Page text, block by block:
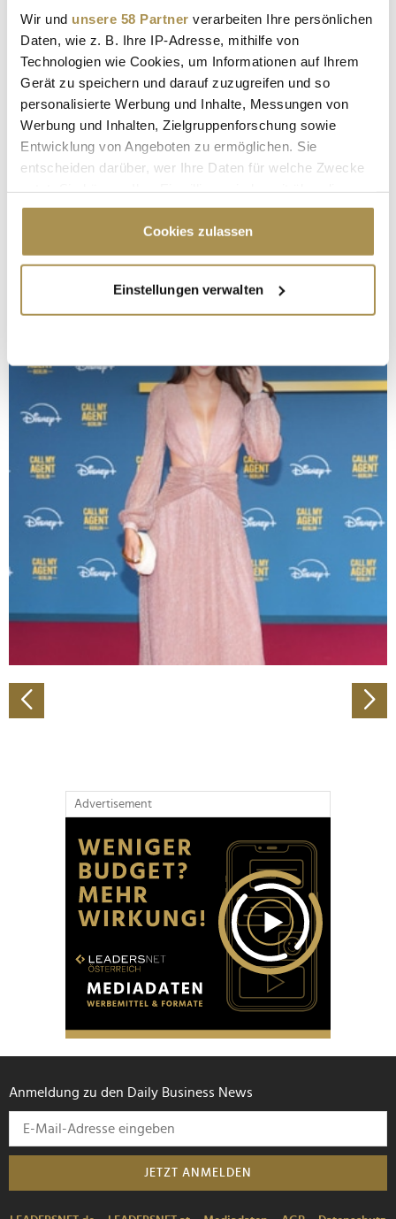
Wir und unsere 58 Partner verarbeiten Ihre persönlichen
Daten, wie z. B. Ihre IP-Adresse, mithilfe von
Technologien wie Cookies, um Informationen auf Ihrem
Gerät zu speichern und darauf zuzugreifen und so
personalisierte Werbung und Inhalte, Messungen von
Werbung und Inhalten, Zielgruppenforschung sowie
Entwicklung von Angeboten zu ermöglichen. Sie
entscheiden darüber, wer Ihre Daten für welche Zwecke
Cookie-Erklärung oder durch Klicken auf das Privacy
Trigger Symbol ändern oder widerrufen
Informationen über Ihre geografische Lage
erfassen, welche bis auf einige Meter genau sein
bestimmten Merkmalen (Fingerprinting) identifizieren
Erfahren Sie mehr darüber, wie Ihre persönlichen Daten
verarbeitet werden, und legen Sie Ihre Präferenzen im
Abschnitt Einzelheitenfest.
Wir verwenden Cookies, um Inhalte und Anzeigen zu
personalisieren, Funktionen für soziale Medien anbieten
zu können und die Zugriffe auf unsere Website zu
analysieren. Außerdem geben wir Informationen zu Ihrer
Verwendung unserer Website an unsere Partner für
soziale Medien, Werbung und Analysen weiter. Unsere
Partner führen diese Informationen möglicherweise mit
weiteren Daten zusammen, die Sie ihnen bereitgestellt
haben oder die sie im Rahmen Ihrer Nutzung der Dienste
gesammelt haben.
Cookies zulassen
Einstellungen verwalten
Advertisement
Anmeldung zu den Daily Business News
JETZT ANMELDEN